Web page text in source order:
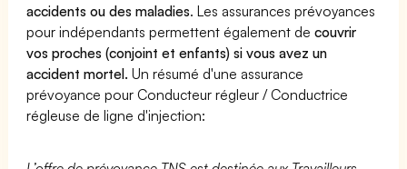
accidents ou des maladies. Les assurances prévoyances
pour indépendants permettent également decouvrir
vos proches (conjoint et enfants) si vous avez un
accident mortel. Un résumé d'une assurance
prévoyance pour Conducteur régleur / Conductrice
régleuse de ligne d'injection: